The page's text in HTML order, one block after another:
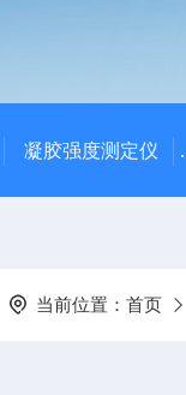
凝胶强度测定仪
当前位置： 首页